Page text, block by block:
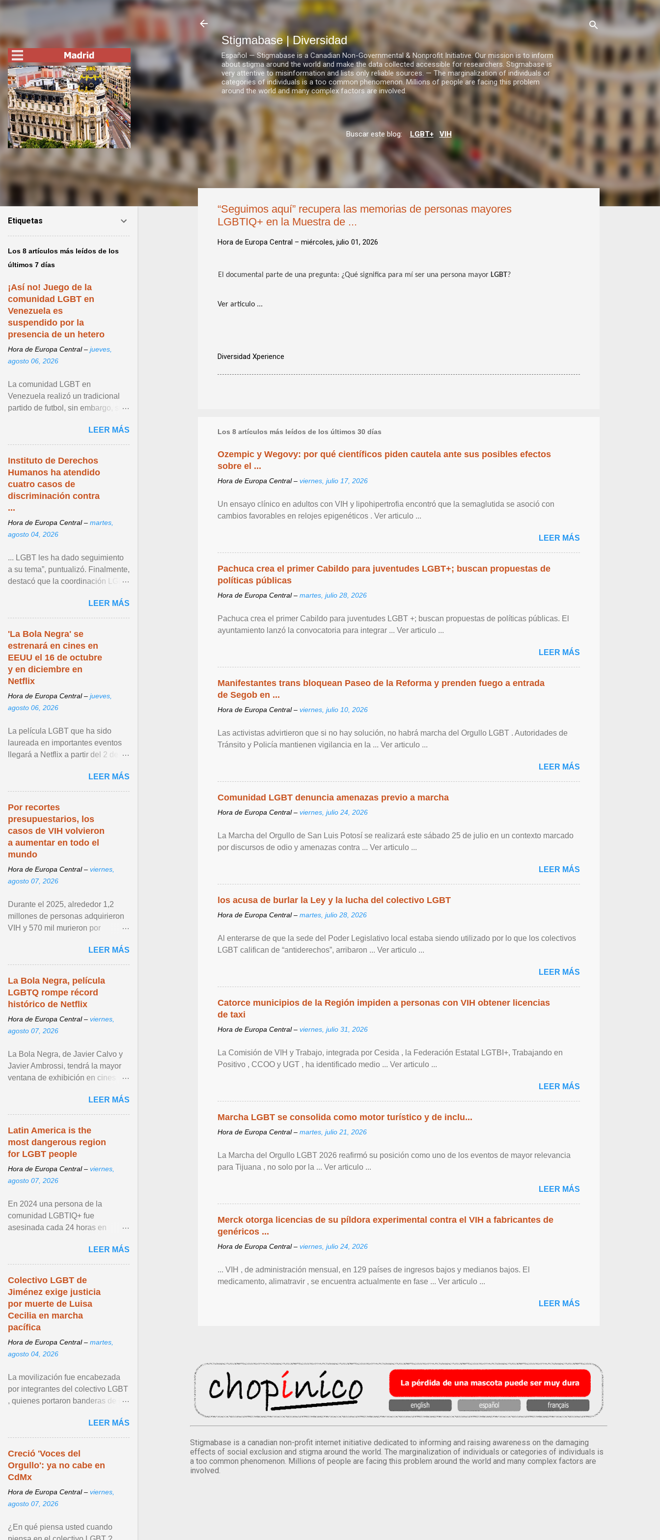
Ir al contenido principal
Stigmabase | Diversidad
Español — Stigmabase is a Canadian Non-Governmental & Nonprofit Initiative. Our mission is to inform
about stigma around the world and make the data collected accessible for researchers. Stigmabase is
very attentive to misinformation and lists only reliable sources. — The marginalization of individuals or
categories of individuals is a too common phenomenon. Millions of people are facing this problem
around the world and many complex factors are involved.
Buscar este blog: LGBT+ VIH
“Seguimos aquí” recupera las memorias de personas mayores
LGBTIQ+ en la Muestra de ...
Hora de Europa Central – miércoles, julio 01, 2026
El documental parte de una pregunta: ¿Qué significa para mí ser una persona mayor LGBT?
Ver articulo ...
Diversidad Xperience
Los 8 artículos más leídos de los últimos 30 días
Ozempic y Wegovy: por qué científicos piden cautela ante sus posibles efectos
sobre el ...
Hora de Europa Central – viernes, julio 17, 2026
Un ensayo clínico en adultos con VIH y lipohipertrofia encontró que la semaglutida se asoció con
cambios favorables en relojes epigenéticos . Ver articulo ...
LEER MÁS
Pachuca crea el primer Cabildo para juventudes LGBT+; buscan propuestas de
políticas públicas
Hora de Europa Central – martes, julio 28, 2026
Pachuca crea el primer Cabildo para juventudes LGBT +; buscan propuestas de políticas públicas. El
ayuntamiento lanzó la convocatoria para integrar ... Ver articulo ...
LEER MÁS
Manifestantes trans bloquean Paseo de la Reforma y prenden fuego a entrada
de Segob en ...
Hora de Europa Central – viernes, julio 10, 2026
Las activistas advirtieron que si no hay solución, no habrá marcha del Orgullo LGBT . Autoridades de
Tránsito y Policía mantienen vigilancia en la ... Ver articulo ...
LEER MÁS
Comunidad LGBT denuncia amenazas previo a marcha
Hora de Europa Central – viernes, julio 24, 2026
La Marcha del Orgullo de San Luis Potosí se realizará este sábado 25 de julio en un contexto marcado
por discursos de odio y amenazas contra ... Ver articulo ...
LEER MÁS
los acusa de burlar la Ley y la lucha del colectivo LGBT
Hora de Europa Central – martes, julio 28, 2026
Al enterarse de que la sede del Poder Legislativo local estaba siendo utilizado por lo que los colectivos
LGBT califican de “antiderechos”, arribaron ... Ver articulo ...
LEER MÁS
Catorce municipios de la Región impiden a personas con VIH obtener licencias
de taxi
Hora de Europa Central – viernes, julio 31, 2026
La Comisión de VIH y Trabajo, integrada por Cesida , la Federación Estatal LGTBI+, Trabajando en
Positivo , CCOO y UGT , ha identificado medio ... Ver articulo ...
LEER MÁS
Marcha LGBT se consolida como motor turístico y de inclu...
Hora de Europa Central – martes, julio 21, 2026
La Marcha del Orgullo LGBT 2026 reafirmó su posición como uno de los eventos de mayor relevancia
para Tijuana , no solo por la ... Ver articulo ...
LEER MÁS
Merck otorga licencias de su píldora experimental contra el VIH a fabricantes de
genéricos ...
Hora de Europa Central – viernes, julio 24, 2026
... VIH , de ‌administración mensual, en 129 países de ingresos bajos y medianos bajos. El
medicamento, alimatravir , se encuentra actualmente en fase ... Ver articulo ...
LEER MÁS
Stigmabase is a canadian non-profit internet initiative dedicated to informing and raising awareness on the damaging
effects of social exclusion and stigma around the world. The marginalization of individuals or categories of individuals is
a too common phenomenon. Millions of people are facing this problem around the world and many complex factors are
involved.
Etiquetas
Los 8 artículos más leídos de los
últimos 7 días
¡Así no! Juego de la
comunidad LGBT en
Venezuela es
suspendido por la
presencia de un hetero
Hora de Europa Central – jueves,
agosto 06, 2026
La comunidad LGBT en
Venezuela realizó un tradicional
partido de futbol, sin embargo, su
por una trampa que ... Ver articulo
...
LEER MÁS
Instituto de Derechos
Humanos ha atendido
cuatro casos de
discriminación contra
...
Hora de Europa Central – martes,
agosto 04, 2026
... LGBT les ha dado seguimiento
a su tema”, puntualizó. Finalmente,
destacó que la coordinación LGBT
como un espacio ... Ver articulo ...
LEER MÁS
'La Bola Negra' se
estrenará en cines en
EEUU el 16 de octubre
y en diciembre en
Netflix
Hora de Europa Central – jueves,
agosto 06, 2026
La película LGBT que ha sido
laureada en importantes eventos
llegará a Netflix a partir del 2 de
LEER MÁS
Por recortes
presupuestarios, los
casos de VIH volvieron
a aumentar en todo el
mundo
Hora de Europa Central – viernes,
agosto 07, 2026
Durante el 2025, alrededor 1,2
millones de personas adquirieron
VIH y 570 mil murieron por
LEER MÁS
La Bola Negra, película
LGBTQ rompe récord
histórico de Netflix
Hora de Europa Central – viernes,
agosto 07, 2026
La Bola Negra, de Javier Calvo y
Javier Ambrossi, tendrá la mayor
ventana de exhibición en cines
LEER MÁS
Latin America is the
most dangerous region
for LGBT people
Hora de Europa Central – viernes,
agosto 07, 2026
En 2024 una persona de la
comunidad LGBTIQ+ fue
asesinada cada 24 horas en
datos de la Red Sin Violencia
LGBTIQ+ ... Ver articulo ...
LEER MÁS
Colectivo LGBT de
Jiménez exige justicia
por muerte de Luisa
Cecilia en marcha
pacífica
Hora de Europa Central – martes,
agosto 04, 2026
La movilización fue encabezada
por integrantes del colectivo LGBT
, quienes portaron banderas de la
mensajes en los que ... Ver articulo
...
LEER MÁS
Creció 'Voces del
Orgullo': ya no cabe en
CdMx
Hora de Europa Central – viernes,
agosto 07, 2026
¿En qué piensa usted cuando